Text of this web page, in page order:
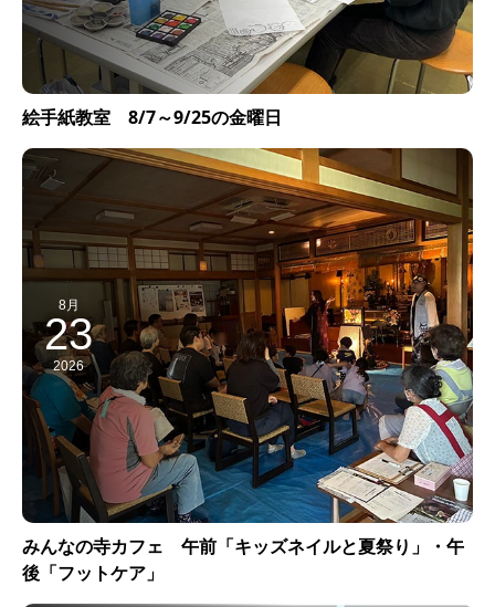
絵手紙教室 8/7～9/25の金曜日
8月
23
2026
みんなの寺カフェ 午前「キッズネイルと夏祭り」・午
後「フットケア」